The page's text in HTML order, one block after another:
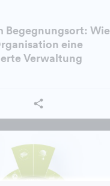
Begegnungsort: Wie
eine
Verwaltung